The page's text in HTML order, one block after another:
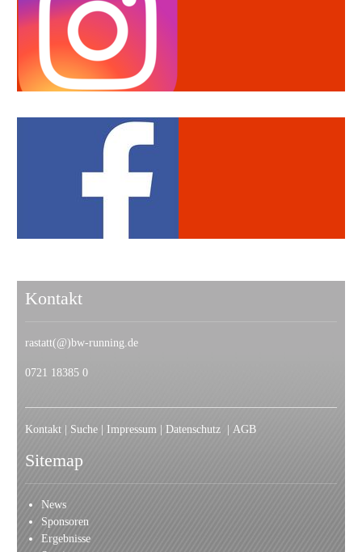
Kontakt
rastatt(@)bw-running.de
0721 18385 0
Kontakt Suche Impressum Datenschutz AGB
Sitemap
News
Sponsoren
Ergebnisse